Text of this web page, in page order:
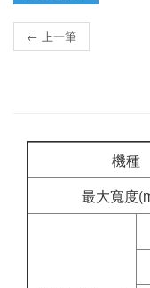
← 上一筆
機種
最大寬度